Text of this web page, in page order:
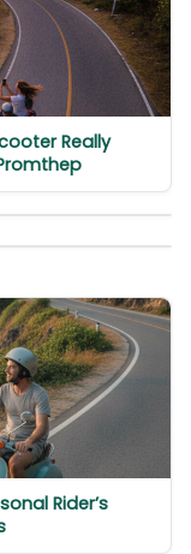
Really
Rider’s